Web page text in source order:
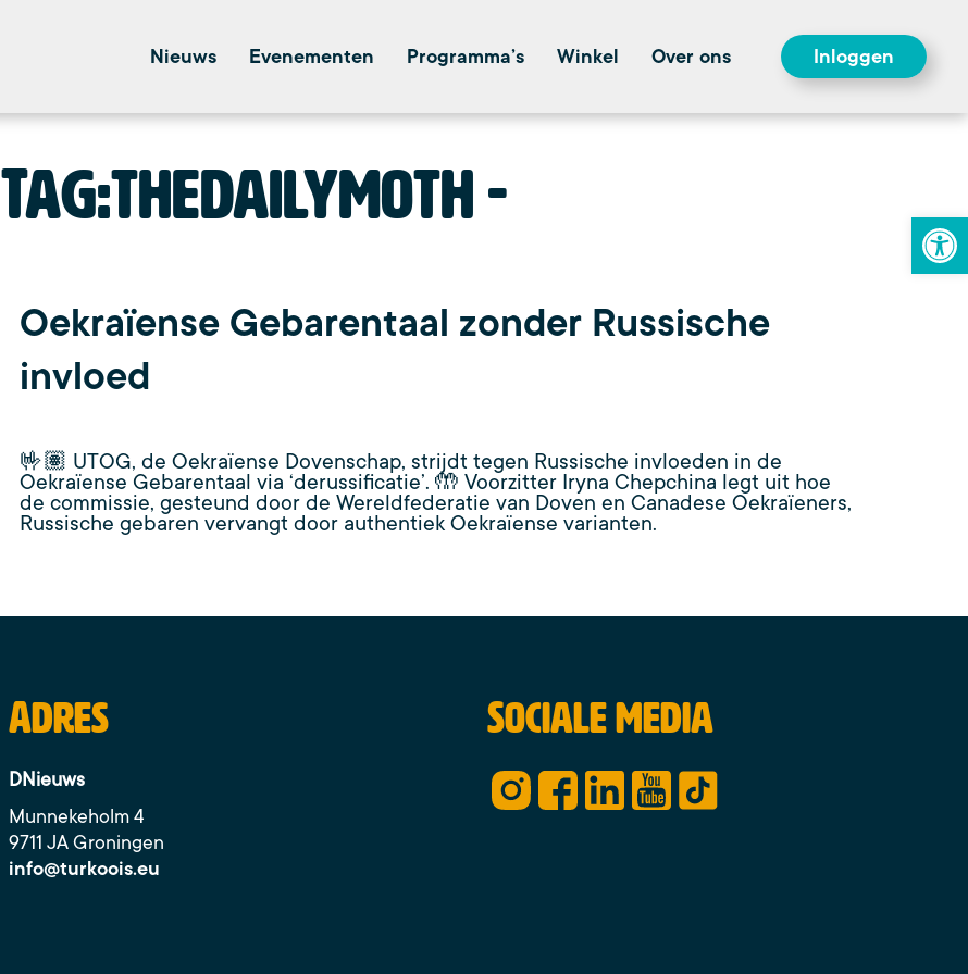
Nieuws Evenementen Programma’s Winkel Over ons Inloggen
Tag:thedailymoth
Oekraïense Gebarentaal zonder Russische
invloed
🤟🏽 UTOG, de Oekraïense Dovenschap, strijdt tegen Russische invloeden in de
Oekraïense Gebarentaal via ‘derussificatie’. 🤲 Voorzitter Iryna Chepchina legt uit hoe
de commissie, gesteund door de Wereldfederatie van Doven en Canadese Oekraïeners,
Russische gebaren vervangt door authentiek Oekraïense varianten.
Adres
DNieuws
Munnekeholm 4
9711 JA Groningen
info@turkoois.eu
Sociale media